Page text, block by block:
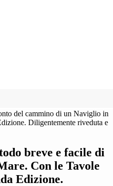
breve e facile di
Con le Tavole
Edizione.